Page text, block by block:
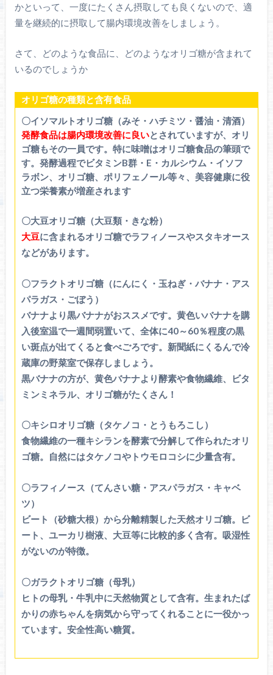
かといって、一度にたくさん摂取しても良くないので、適
量を継続的に摂取して腸内環境改善をしましょう。
さて、どのような食品に、どのようなオリゴ糖が含まれて
いるのでしょうか
オリゴ糖の種類と含有食品
〇イソマルトオリゴ糖（みそ・ハチミツ・醤油・清酒）
発酵食品は腸内環境改善に良いとされていますが、オリ
ゴ糖もその一員です。特に味噌はオリゴ糖食品の筆頭で
す。発酵過程でビタミンB群・E・カルシウム・イソフ
ラボン、オリゴ糖、ポリフェノール等々、美容健康に役
立つ栄養素が増産されます
〇大豆オリゴ糖（大豆類・きな粉）
大豆に含まれるオリゴ糖でラフィノースやスタキオース
などがあります。
〇フラクトオリゴ糖（にんにく・玉ねぎ・バナナ・アス
パラガス・ごぼう）
バナナより黒バナナがおススメです。黄色いバナナを購
入後室温で一週間弱置いて、全体に40～60％程度の黒
い斑点が出てくると食べごろです。新聞紙にくるんで冷
蔵庫の野菜室で保存しましょう。
黒バナナの方が、黄色バナナより酵素や食物繊維、ビタ
ミンミネラル、オリゴ糖がたくさん！
〇キシロオリゴ糖（タケノコ・とうもろこし）
食物繊維の一種キシランを酵素で分解して作られたオリ
ゴ糖。自然にはタケノコやトウモロコシに少量含有。
〇ラフィノース（てんさい糖・アスパラガス・キャベ
ツ）
ビート（砂糖大根）から分離精製した天然オリゴ糖。ビ
ート、ユーカリ樹液、大豆等に比較的多く含有。吸湿性
がないのが特徴。
〇ガラクトオリゴ糖（母乳）
ヒトの母乳・牛乳中に天然物質として含有。生まれたば
かりの赤ちゃんを病気から守ってくれることに一役かっ
ています。安全性高い糖質。